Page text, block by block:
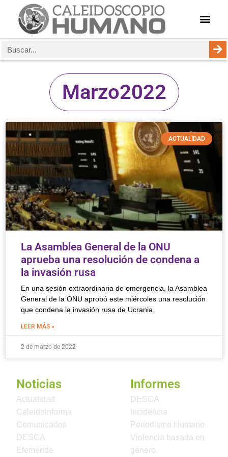
Marzo2022
ACTUALIDAD
La Asamblea General de la ONU
aprueba una resolución de condena a
la invasión rusa
En una sesión extraordinaria de emergencia, la Asamblea
General de la ONU aprobó este miércoles una resolución
que condena la invasión rusa de Ucrania.
LEER MÁS »
2 de marzo de 2022
Noticias
Actualidad
CaleidoInforma
Comunicados
DESCA
Efeméride
Informes
DESCA
Incidencia
Periodismo Humano
Violencia basada en
género